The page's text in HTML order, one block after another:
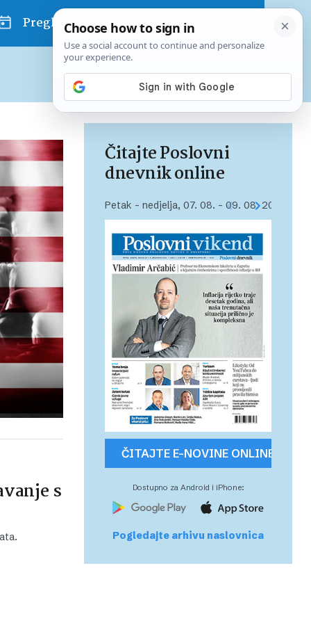
Pregled dana
Već od 10 EUR mjesečno
s
Čitajte Poslovni
dnevnik online
Petak – nedjelja, 07. 08. – 09. 08. 2026.
ČITAJTE E-NOVINE ONLINE
Dostupno za Android i iPhone:
Pogledajte arhivu naslovnica